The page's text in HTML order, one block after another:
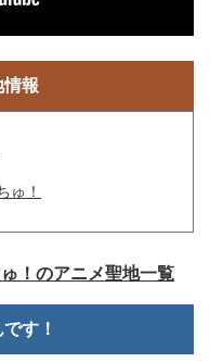
情報
ゅ！
！のアニメ聖地一覧
す！